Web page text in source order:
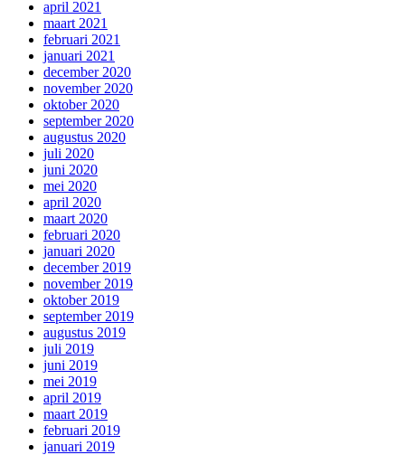
april 2021
maart 2021
februari 2021
januari 2021
december 2020
november 2020
oktober 2020
september 2020
augustus 2020
juli 2020
juni 2020
mei 2020
april 2020
maart 2020
februari 2020
januari 2020
december 2019
november 2019
oktober 2019
september 2019
augustus 2019
juli 2019
juni 2019
mei 2019
april 2019
maart 2019
februari 2019
januari 2019